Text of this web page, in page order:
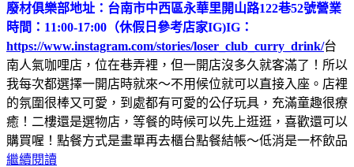
廢材俱樂部地址：台南市中西區永華里開山路122巷52號營業
時間：11:00-17:00（休假日參考店家IG)IG：
https://www.instagram.com/stories/loser_club_curry_drink/台
南人氣咖哩店，位在巷弄裡，但一開店沒多久就客滿了！所以
我每次都選擇一開店時就來～不用候位就可以直接入座。店裡
的氛圍很棒又可愛，到處都有可愛的公仔玩具，充滿童趣很療
癒！二樓還是選物店，等餐的時候可以先上逛逛，喜歡還可以
購買喔！點餐方式是畫單再去櫃台點餐結帳～低消是一杯飲品
繼續閱讀